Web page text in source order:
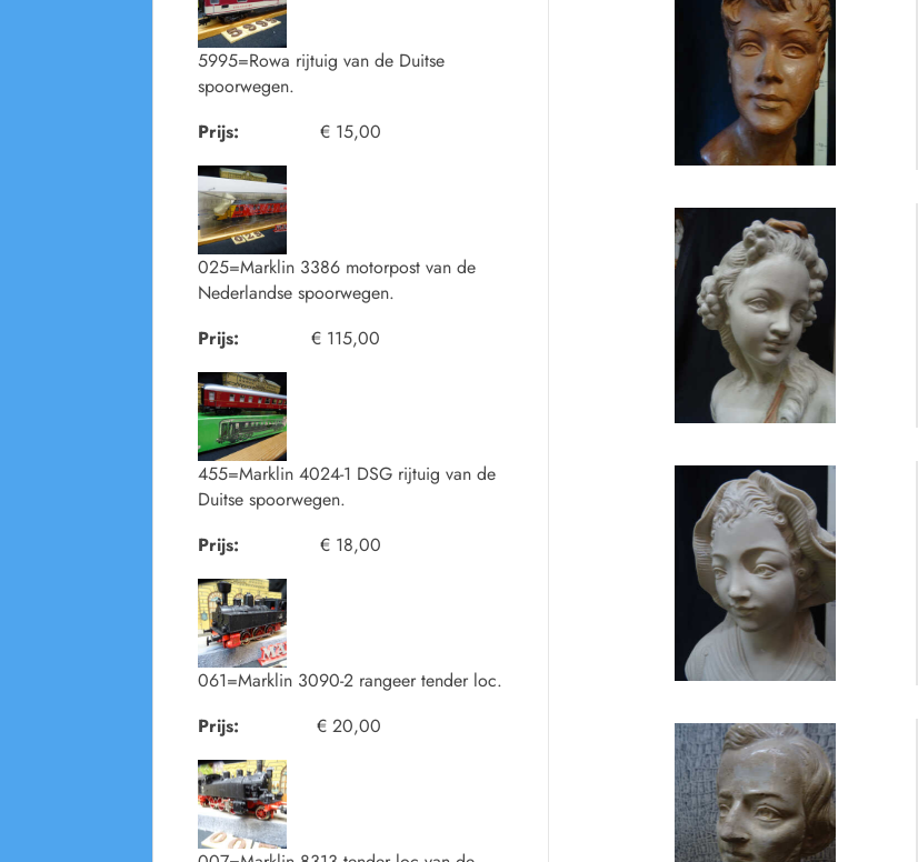
5995=Rowa rijtuig van de Duitse
spoorwegen.
Prijs:
€ 15,00
025=Marklin 3386 motorpost van de
Nederlandse spoorwegen.
Prijs:
€ 115,00
455=Marklin 4024-1 DSG rijtuig van de
Duitse spoorwegen.
Prijs:
€ 18,00
061=Marklin 3090-2 rangeer tender loc.
Prijs:
€ 20,00